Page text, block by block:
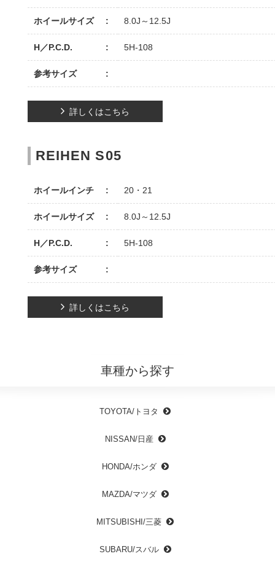
ホイールサイズ 8.0J～12.5J
H／P.C.D. 5H-108
参考サイズ
詳しくはこちら
REIHEN S05
ホイールインチ 20・21
ホイールサイズ 8.0J～12.5J
H／P.C.D. 5H-108
参考サイズ
詳しくはこちら
車種から探す
TOYOTA/トヨタ
NISSAN/日産
HONDA/ホンダ
MAZDA/マツダ
MITSUBISHI/三菱
SUBARU/スバル